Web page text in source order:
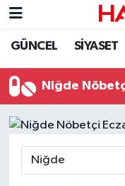
GÜNCEL SİYASET
Niğde
GÜNCEL
SİYASET
EKONOMİ
SPOR
Nöbetçi
Hava Durumu
Trafik Durumu